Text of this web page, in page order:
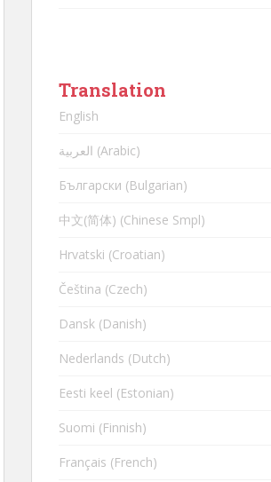
Translation
English
العربية (Arabic)
Български (Bulgarian)
中文(简体) (Chinese Smpl)
Hrvatski (Croatian)
Čeština (Czech)
Dansk (Danish)
Nederlands (Dutch)
Eesti keel (Estonian)
Suomi (Finnish)
Français (French)